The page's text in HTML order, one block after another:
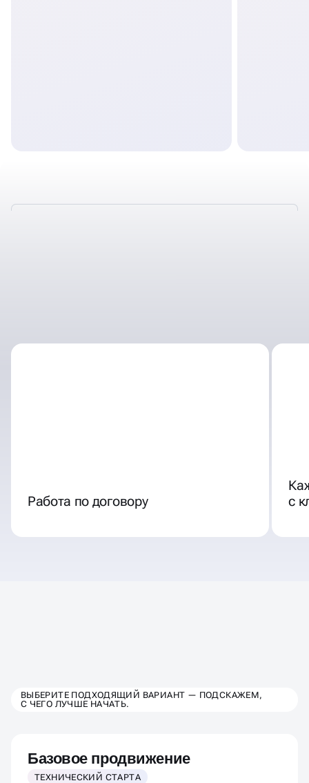
Работа по договору
с
ВЫБЕРИТЕ ТАРИФ
ПРОДВИЖЕНИЯ
ВЫБЕРИТЕ ПОДХОДЯЩИЙ ВАРИАНТ — ПОДСКАЖЕМ,
С ЧЕГО ЛУЧШЕ НАЧАТЬ.
Базовое продвижение
ТЕХНИЧЕСКИЙ СТАРТА